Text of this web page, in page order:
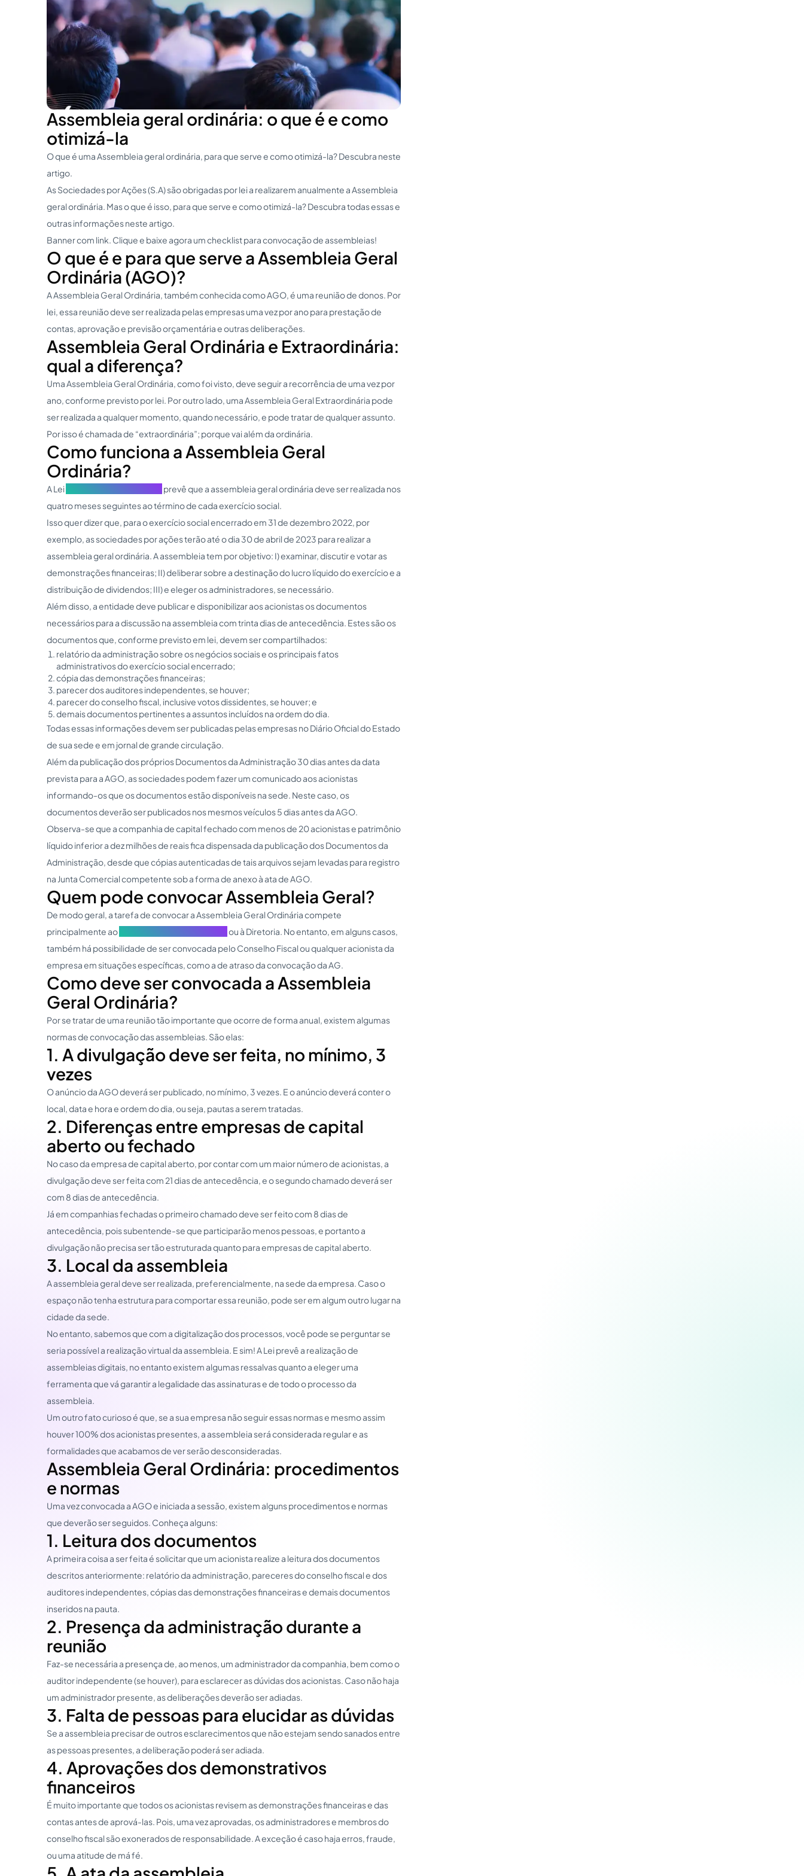
Assembleia geral ordinária: o que é e como
otimizá-la
O que é uma Assembleia geral ordinária, para que serve e como otimizá-la? Descubra neste
artigo.
As Sociedades por Ações (S.A) são obrigadas por lei a realizarem anualmente a Assembleia
geral ordinária. Mas o que é isso, para que serve e como otimizá-la? Descubra todas essas e
outras informações neste artigo.
Banner com link. Clique e baixe agora um checklist para convocação de assembleias!
O que é e para que serve a Assembleia Geral
Ordinária (AGO)?
A Assembleia Geral Ordinária, também conhecida como AGO, é uma reunião de donos. Por
lei, essa reunião deve ser realizada pelas empresas uma vez por ano para prestação de
contas, aprovação e previsão orçamentária e outras deliberações.
Assembleia Geral Ordinária e Extraordinária:
qual a diferença?
Uma Assembleia Geral Ordinária, como foi visto, deve seguir a recorrência de uma vez por
ano, conforme previsto por lei. Por outro lado, uma Assembleia Geral Extraordinária pode
ser realizada a qualquer momento, quando necessário, e pode tratar de qualquer assunto.
Por isso é chamada de “extraordinária”; porque vai além da ordinária.
Como funciona a Assembleia Geral
Ordinária?
A Lei
prevê que a assembleia geral ordinária deve ser realizada nos
quatro meses seguintes ao término de cada exercício social.
Isso quer dizer que, para o exercício social encerrado em 31 de dezembro 2022, por
exemplo, as sociedades por ações terão até o dia 30 de abril de 2023 para realizar a
assembleia geral ordinária. A assembleia tem por objetivo: I) examinar, discutir e votar as
demonstrações financeiras; II) deliberar sobre a destinação do lucro líquido do exercício e a
distribuição de dividendos; III) e eleger os administradores, se necessário.
Além disso, a entidade deve publicar e disponibilizar aos acionistas os documentos
necessários para a discussão na assembleia com trinta dias de antecedência. Estes são os
documentos que, conforme previsto em lei, devem ser compartilhados:
relatório da administração sobre os negócios sociais e os principais fatos
administrativos do exercício social encerrado;
cópia das demonstrações financeiras;
parecer dos auditores independentes, se houver;
parecer do conselho fiscal, inclusive votos dissidentes, se houver; e
demais documentos pertinentes a assuntos incluídos na ordem do dia.
Todas essas informações devem ser publicadas pelas empresas no Diário Oficial do Estado
de sua sede e em jornal de grande circulação.
Além da publicação dos próprios Documentos da Administração 30 dias antes da data
prevista para a AGO, as sociedades podem fazer um comunicado aos acionistas
informando-os que os documentos estão disponíveis na sede. Neste caso, os
documentos deverão ser publicados nos mesmos veículos 5 dias antes da AGO.
Observa-se que a companhia de capital fechado com menos de 20 acionistas e patrimônio
líquido inferior a dez milhões de reais fica dispensada da publicação dos Documentos da
Administração, desde que cópias autenticadas de tais arquivos sejam levadas para registro
na Junta Comercial competente sob a forma de anexo à ata de AGO.
Quem pode convocar Assembleia Geral?
De modo geral, a tarefa de convocar a Assembleia Geral Ordinária compete
principalmente ao
ou à Diretoria. No entanto, em alguns casos,
também há possibilidade de ser convocada pelo Conselho Fiscal ou qualquer acionista da
empresa em situações específicas, como a de atraso da convocação da AG.
Como deve ser convocada a Assembleia
Geral Ordinária?
Por se tratar de uma reunião tão importante que ocorre de forma anual, existem algumas
normas de convocação das assembleias. São elas:
1. A divulgação deve ser feita, no mínimo, 3
vezes
O anúncio da AGO deverá ser publicado, no mínimo, 3 vezes. E o anúncio deverá conter o
local, data e hora e ordem do dia, ou seja, pautas a serem tratadas.
2. Diferenças entre empresas de capital
aberto ou fechado
No caso da empresa de capital aberto, por contar com um maior número de acionistas, a
divulgação deve ser feita com 21 dias de antecedência, e o segundo chamado deverá ser
com 8 dias de antecedência.
Já em companhias fechadas o primeiro chamado deve ser feito com 8 dias de
antecedência, pois subentende-se que participarão menos pessoas, e portanto a
divulgação não precisa ser tão estruturada quanto para empresas de capital aberto.
3. Local da assembleia
A assembleia geral deve ser realizada, preferencialmente, na sede da empresa. Caso o
espaço não tenha estrutura para comportar essa reunião, pode ser em algum outro lugar na
cidade da sede.
No entanto, sabemos que com a digitalização dos processos, você pode se perguntar se
seria possível a realização virtual da assembleia. E sim! A Lei prevê a realização de
assembleias digitais, no entanto existem algumas ressalvas quanto a eleger uma
ferramenta que vá garantir a legalidade das assinaturas e de todo o processo da
assembleia.
Um outro fato curioso é que, se a sua empresa não seguir essas normas e mesmo assim
houver 100% dos acionistas presentes, a assembleia será considerada regular e as
formalidades que acabamos de ver serão desconsideradas.
Assembleia Geral Ordinária: procedimentos
e normas
Uma vez convocada a AGO e iniciada a sessão, existem alguns procedimentos e normas
que deverão ser seguidos. Conheça alguns:
1. Leitura dos documentos
A primeira coisa a ser feita é solicitar que um acionista realize a leitura dos documentos
descritos anteriormente: relatório da administração, pareceres do conselho fiscal e dos
auditores independentes, cópias das demonstrações financeiras e demais documentos
inseridos na pauta.
2. Presença da administração durante a
reunião
Faz-se necessária a presença de, ao menos, um administrador da companhia, bem como o
auditor independente (se houver), para esclarecer as dúvidas dos acionistas. Caso não haja
um administrador presente, as deliberações deverão ser adiadas.
3. Falta de pessoas para elucidar as dúvidas
Se a assembleia precisar de outros esclarecimentos que não estejam sendo sanados entre
as pessoas presentes, a deliberação poderá ser adiada.
4. Aprovações dos demonstrativos
financeiros
É muito importante que todos os acionistas revisem as demonstrações financeiras e das
contas antes de aprová-las. Pois, uma vez aprovadas, os administradores e membros do
conselho fiscal são exonerados de responsabilidade. A exceção é caso haja erros, fraude,
ou uma atitude de má fé.